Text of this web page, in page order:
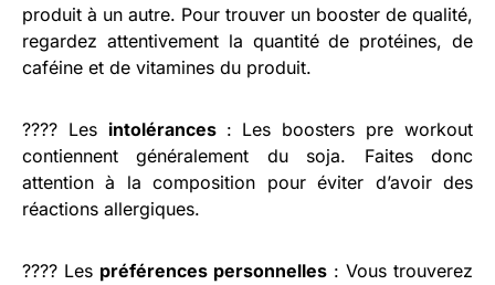
produit à un autre. Pour trouver un booster de qualité,
regardez attentivement la quantité de protéines, de
caféine et de vitamines du produit.
???? Les intolérances : Les boosters pre workout
contiennent généralement du soja. Faites donc
attention à la composition pour éviter d’avoir des
réactions allergiques.
???? Les préférences personnelles : Vous trouverez